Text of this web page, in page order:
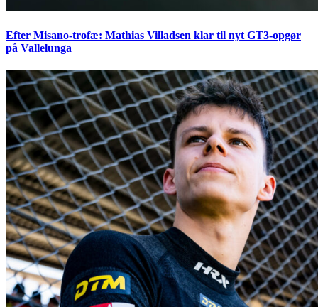
Efter Misano-trofæ: Mathias Villadsen klar til nyt GT3-opgør
på Vallelunga